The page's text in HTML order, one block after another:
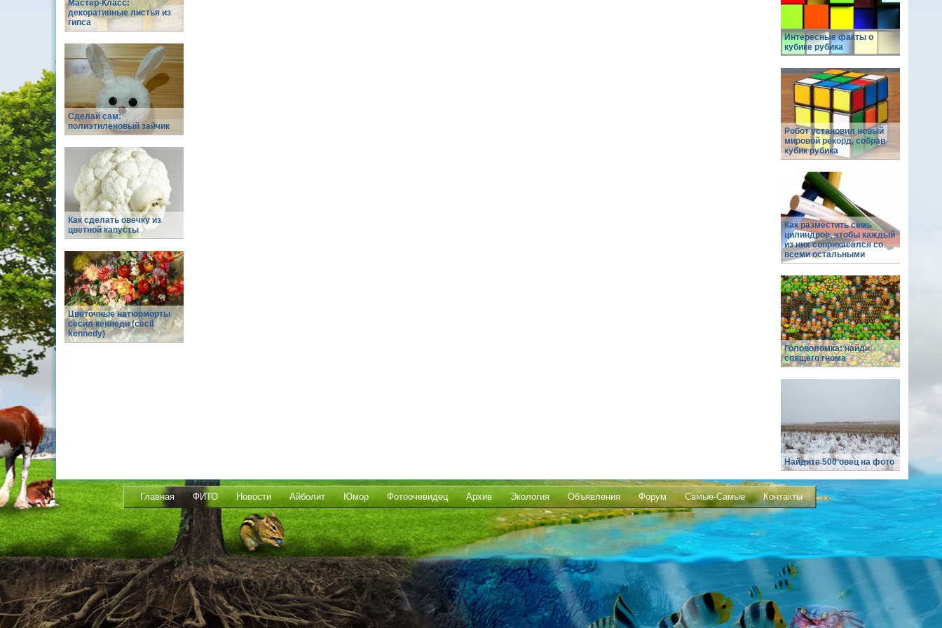
Мастер-Класс:
декоративные листья из
гипса
Сделай сам:
полиэтиленовый зайчик
Как сделать овечку из
цветной капусты
Цветочные натюрморты
сесил кеннеди (cecil
kennedy)
Интересные факты о
кубике рубика
Робот установил новый
мировой рекорд, собрав
кубик рубика
Как разместить семь
цилиндров, чтобы каждый
из них соприкасался со
всеми остальными
Головоломка: найди
спящего гнома
Найдите 500 овец на фото
Главная ФИТО Новости Айболит Юмор Фотоочевидец Архив Экология Объявления Форум Самые-Самые Контакты